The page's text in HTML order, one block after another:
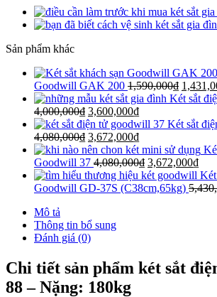
Sản phẩm khác
Goodwill GAK 200 1,590,000₫
Két sắt
4,000,000₫ 3,600,000₫
Két sắt
4,080,000₫ 3,672,000₫
Goodwill 37 4,080,000₫ 3,672,000₫
Goodwill GD-37S (C38cm,65kg)
Mô tả
Thông tin bổ sung
Đánh giá (0)
Chi tiết sản phẩm két sắt
88 – Nặng: 180kg